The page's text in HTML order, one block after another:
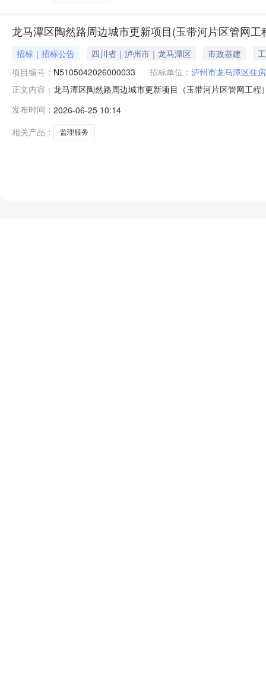
龙马潭区陶然路周边城市更新项目(玉带河片区管网工
招标｜招标公告 四川省｜泸州市｜龙马潭区 市政基建
项目编号： N5105042026000033 招标单位： 泸州市龙马潭区住
正文内容： 龙马潭区陶然路周边城市更新项目（玉带河片区管网工
交易系统实行电子化采购。一、项目基本情况项目编号
性磋商预算金额：60
发布时间： 2026-06-25 10:14
相关产品：
监理服务